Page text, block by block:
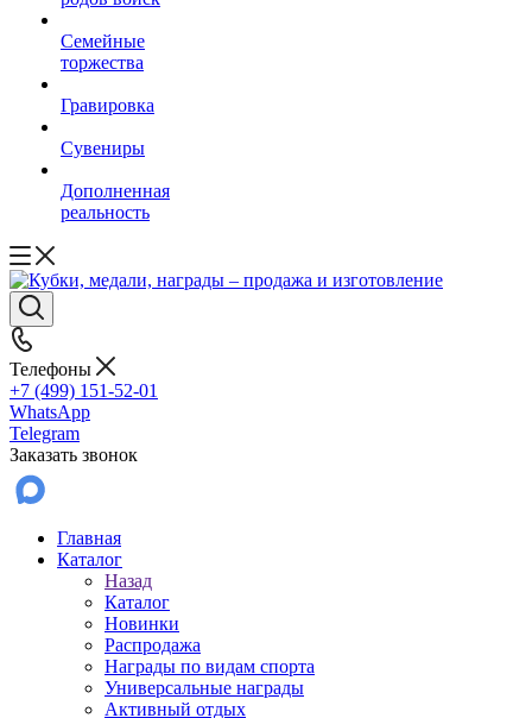
Семейные
торжества
Гравировка
Сувениры
Дополненная
реальность
Телефоны
+7 (499) 151-52-01
WhatsApp
Telegram
Заказать звонок
Главная
Каталог
Назад
Каталог
Новинки
Распродажа
Награды по видам спорта
Универсальные награды
Активный отдых